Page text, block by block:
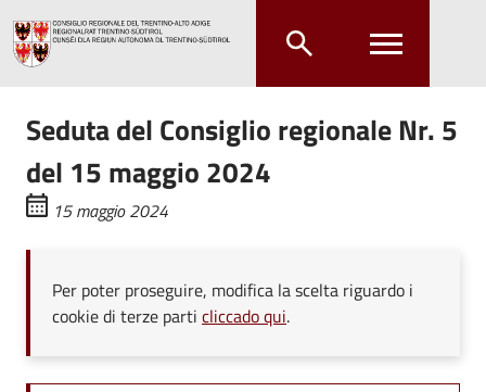
Seduta del Consiglio regionale Nr. 5
del 15 maggio 2024
15 maggio 2024
Per poter proseguire, modifica la scelta riguardo i
cookie di terze parti cliccado qui.